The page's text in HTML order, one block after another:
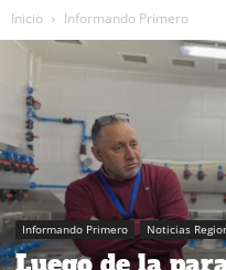
Inicio Informando Primero
Informando Primero Noticias